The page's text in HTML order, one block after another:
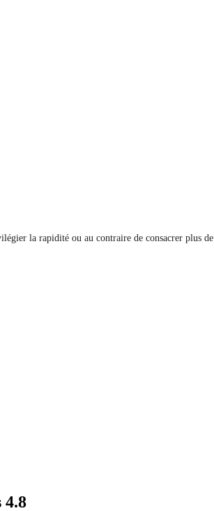
la rapidité ou au contraire de consacrer plus de
4.8